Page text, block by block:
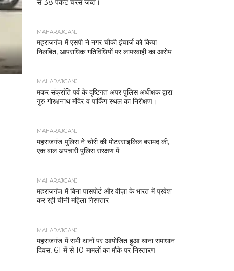
से 38 पैकेट चरस जब्त।
MAHARAJGANJ
महराजगंज में एसपी ने नगर चौकी इंचार्ज को किया
निलंबित, आपराधिक गतिविधियों पर लापरवाही का आरोप
MAHARAJGANJ
मकर संक्रांति पर्व के दृष्टिगत अपर पुलिस अधीक्षक द्वारा
गुरु गोरक्षनाथ मंदिर व पार्किंग स्थल का निरीक्षण।
MAHARAJGANJ
महराजगंज पुलिस ने चोरी की मोटरसाइकिल बरामद की,
एक बाल अपचारी पुलिस संरक्षण में
MAHARAJGANJ
महराजगंज में बिना पासपोर्ट और वीज़ा के भारत में प्रवेश
कर रही चीनी महिला गिरफ्तार
MAHARAJGANJ
महराजगंज में सभी थानों पर आयोजित हुआ थाना समाधान
दिवस, 61 में से 10 मामलों का मौके पर निस्तारण